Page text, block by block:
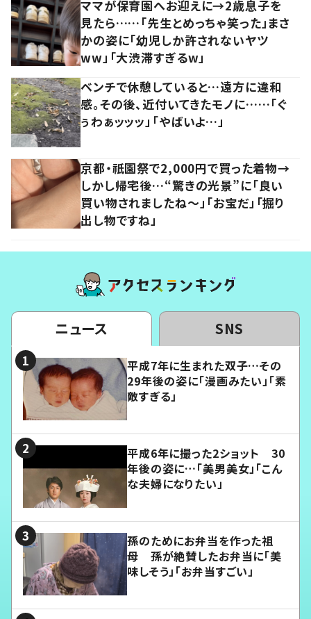
ママが保育園へお迎えに→2歳息子を
見たら……「先生とめっちゃ笑った」まさ
かの姿に「幼児しか許されないヤツ
ww」「大渋滞すぎるw」
ベンチで休憩していると…遠方に違和
感。その後、近付いてきたモノに……「ぐ
ぅわぁッッッ」「やばいよ…」
京都・祇園祭で2,000円で買った着物→
しかし帰宅後…“驚きの光景”に「良い
買い物されましたね～」「お宝だ」「掘り
出し物ですね」
ニュース SNS
平成7年に生まれた双子…その
29年後の姿に「漫画みたい」「素
敵すぎる」
平成6年に撮った2ショット 30
年後の姿に…「美男美女」「こん
な夫婦になりたい」
孫のためにお弁当を作った祖
母 孫が絶賛したお弁当に「美
味しそう」「お弁当すごい」